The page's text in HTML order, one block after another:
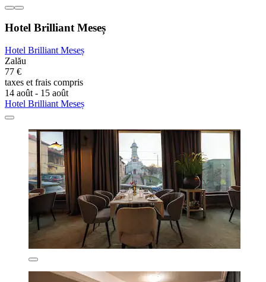
Hotel Brilliant Meseș
Hotel Brilliant Meseș
Zalău
77 €
taxes et frais compris
14 août - 15 août
Hotel Brilliant Meseș